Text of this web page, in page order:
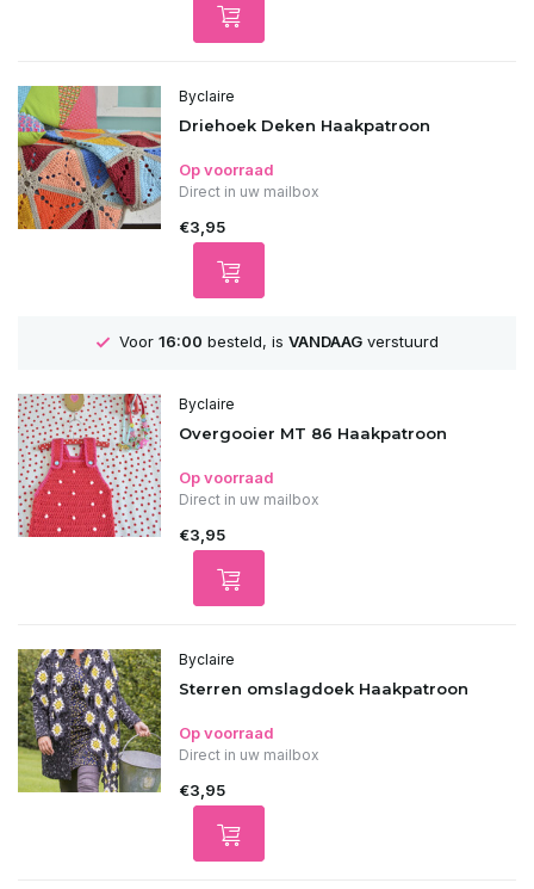
Byclaire
Driehoek Deken Haakpatroon
Op voorraad
Direct in uw mailbox
€3,95
Voor 16:00 besteld, is VANDAAGverstuurd
Byclaire
Overgooier MT 86 Haakpatroon
Op voorraad
Direct in uw mailbox
€3,95
Byclaire
Sterren omslagdoek Haakpatroon
Op voorraad
Direct in uw mailbox
€3,95